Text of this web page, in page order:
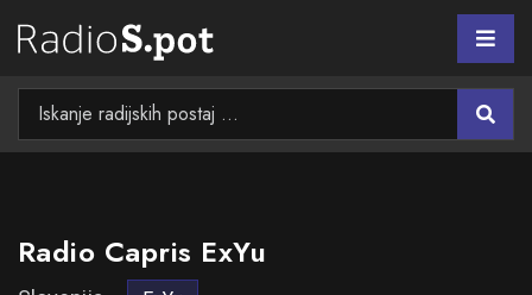
Radio Capris ExYu